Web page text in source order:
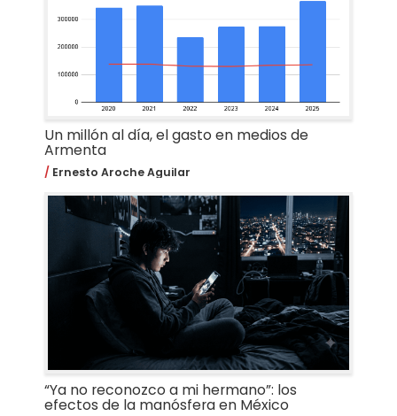
Un millón al día, el gasto en medios de
Armenta
Ernesto Aroche Aguilar
“Ya no reconozco a mi hermano”: los
efectos de la manósfera en México